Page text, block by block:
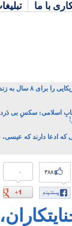
با ما
کشیش ایرانی آمریکایی را
اسلامی: سکسِ بی
که ادعا دارند که
۰ ۳۸۸